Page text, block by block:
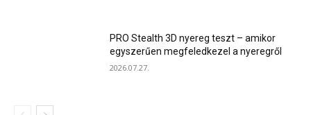
PRO Stealth 3D nyereg teszt – amikor
egyszerűen megfeledkezel a nyeregről
2026.07.27.